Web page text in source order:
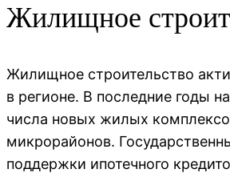
Жилищное
Жилищное строительство
в регионе. В последние годы
числа новых жилых
микрорайонов.
поддержки ипотечного